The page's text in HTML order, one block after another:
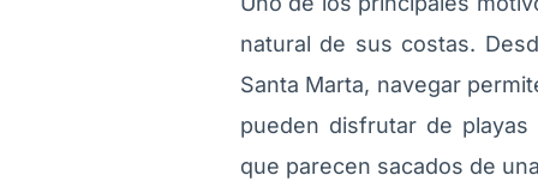
natural de sus costas.
Santa Marta, navegar
pueden disfrutar de
que parecen sacados de